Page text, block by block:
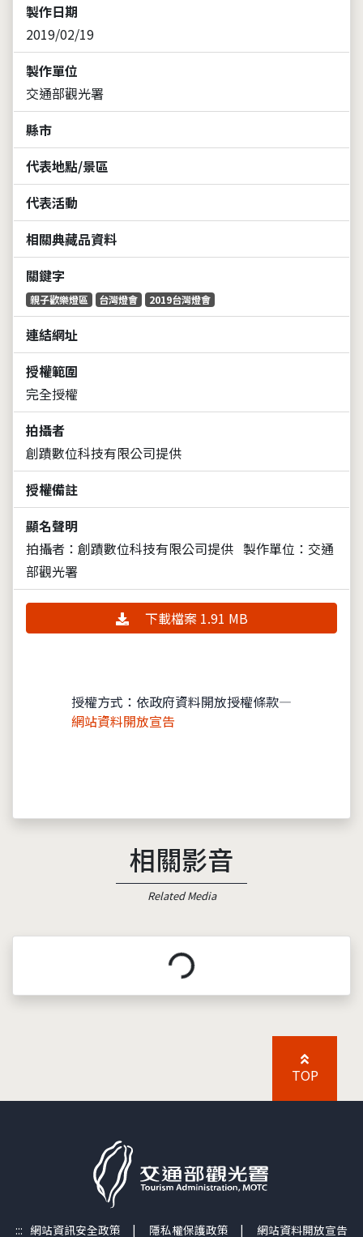
製作日期
2019/02/19
製作單位
交通部觀光署
縣市
代表地點/景區
代表活動
相關典藏品資料
關鍵字
親子歡樂燈區 台灣燈會 2019台灣燈會
連結網址
授權範圍
完全授權
拍攝者
創蹟數位科技有限公司提供
授權備註
顯名聲明
拍攝者：創蹟數位科技有限公司提供 製作單位：交通
部觀光署
下載檔案 1.91 MB
授權方式：依政府資料開放授權條款—
網站資料開放宣告
相關影音
Related Media
載入中...
TOP
::: 網站資訊安全政策 | 隱私權保護政策 | 網站資料開放宣告